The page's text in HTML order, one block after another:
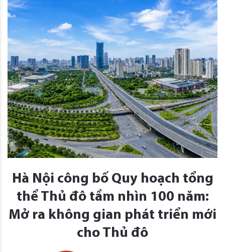
Hà Nội công bố Quy hoạch tổng
thể Thủ đô tầm nhìn 100 năm:
Mở ra không gian phát triển mới
cho Thủ đô